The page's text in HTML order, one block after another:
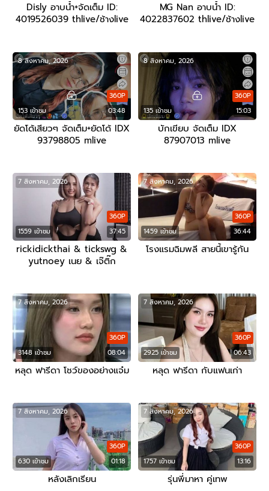
Disly อาบน้ำ+จัดเต็ม ID:
4019526039 thlive/ช้างlive
MG Nan อาบน้ำ ID:
4022837602 thlive/ช้างlive
153 เข้าชม 03:48
360P
8 สิงหาคม, 2026
ยัดโด้เสียวๆ จัดเต็ม+ยัดโด้ IDX
93798805 mlive
135 เข้าชม 15:03
360P
8 สิงหาคม, 2026
บักเขียบ จัดเต็ม IDX
87907013 mlive
1559 เข้าชม 37:45
360P
7 สิงหาคม, 2026
rickidickthai & tickswg &
yutnoey เนย & เจ๊ติ๊ก
1459 เข้าชม 36:44
360P
7 สิงหาคม, 2026
โรงแรมฉิมพลี สายนี้เขารู้กัน
3148 เข้าชม 08:04
360P
7 สิงหาคม, 2026
หลุด ฟารีดา โชว์ของอย่างแจ๋ม
2925 เข้าชม 06:43
360P
7 สิงหาคม, 2026
หลุด ฟารีดา กับแฟนเก่า
630 เข้าชม 01:18
360P
7 สิงหาคม, 2026
หลังเลิกเรียน
1757 เข้าชม 13:16
360P
7 สิงหาคม, 2026
รุ่นพี่มาหา คู่เทพ